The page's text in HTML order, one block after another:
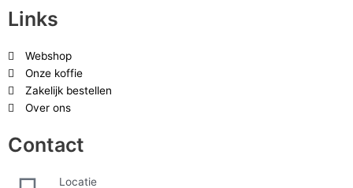
Links
Webshop
Onze koffie
Zakelijk bestellen
Over ons
Contact
Locatie